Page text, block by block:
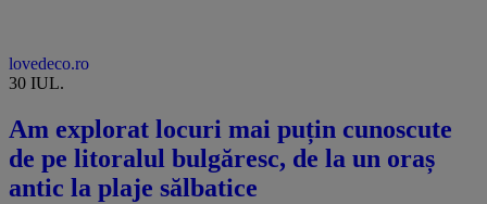
lovedeco.ro
30 IUL.
Am explorat locuri mai puțin cunoscute
de pe litoralul bulgăresc, de la un oraș
antic la plaje sălbatice